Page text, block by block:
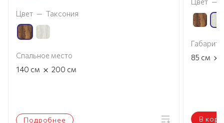
Цвет — Таксония
Спальное место
140 см × 200 см
Подробнее
Габариты
85 см ×
В